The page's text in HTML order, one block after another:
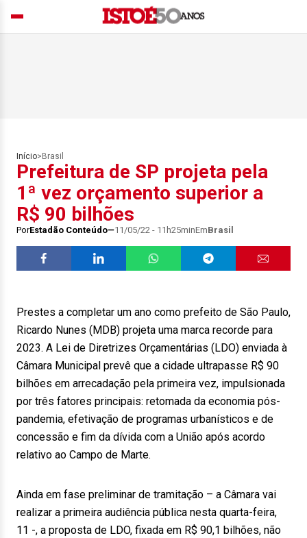
Início> Brasil
Prefeitura de SP projeta pela
1ª vez orçamento superior a
R$ 90 bilhões
PorEstadão Conteúdo 11/05/22 - 11h25minEmBrasil
Prestes a completar um ano como prefeito de São Paulo,
Ricardo Nunes (MDB) projeta uma marca recorde para
2023. A Lei de Diretrizes Orçamentárias (LDO) enviada à
Câmara Municipal prevê que a cidade ultrapasse R$ 90
bilhões em arrecadação pela primeira vez, impulsionada
por três fatores principais: retomada da economia pós-
pandemia, efetivação de programas urbanísticos e de
concessão e fim da dívida com a União após acordo
relativo ao Campo de Marte.
Ainda em fase preliminar de tramitação – a Câmara vai
realizar a primeira audiência pública nesta quarta-feira,
11 -, a proposta de LDO, fixada em R$ 90,1 bilhões, não